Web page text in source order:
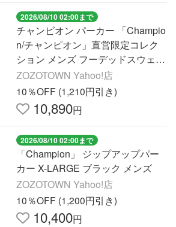
2026/08/10 02:00まで
チャンピオン パーカー 「Champio
n/チャンピオン」直営限定コレク
ション メンズ フーデッドスウェッ
トシャツ メンズ
ZOZOTOWN Yahoo!店
10％OFF (1,210円引き)
10,890円
2026/08/10 02:00まで
「Champion」 ジップアップパー
カー X-LARGE ブラック メンズ
ZOZOTOWN Yahoo!店
10％OFF (1,200円引き)
10,400円